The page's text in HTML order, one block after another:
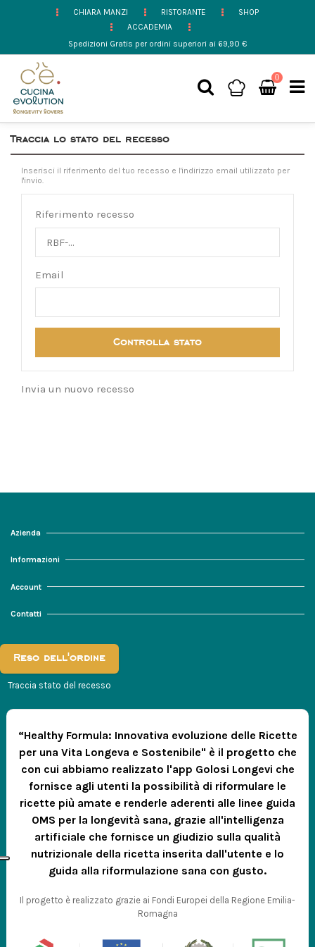
CHIARA MANZI RISTORANTE
SHOP
ACCADEMIA
Spedizioni Gratis per ordini superiori ai 69,90 €
0
Traccia lo stato del recesso
Inserisci il riferimento del tuo recesso e l'indirizzo email utilizzato per
l'invio.
Riferimento recesso
Email
Controlla stato
Invia un nuovo recesso
Azienda
Informazioni
Account
Contatti
Reso dell'ordine
Traccia stato del recesso
“Healthy Formula: Innovativa evoluzione delle Ricette
per una Vita Longeva e Sostenibile" è il progetto che
con cui abbiamo realizzato l'app Golosi Longevi che
fornisce agli utenti la possibilità di riformulare le
ricette più amate e renderle aderenti alle linee guida
OMS per la longevità sana, grazie all'intelligenza
artificiale che fornisce un giudizio sulla qualità
nutrizionale della ricetta inserita dall'utente e lo
guida alla riformulazione sana con gusto.
Il progetto è realizzato grazie ai Fondi Europei della Regione Emilia-
Romagna